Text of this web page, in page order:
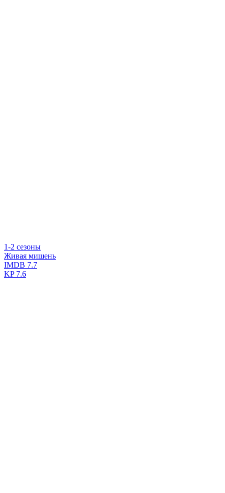
1-2 сезоны
Живая мишень
IMDB 7.7
KP7.6